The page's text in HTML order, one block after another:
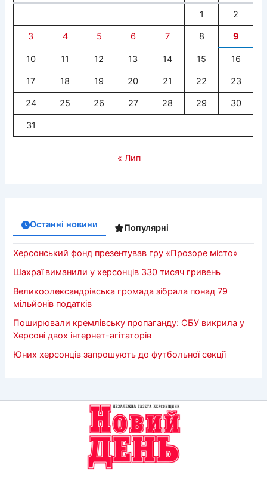
1 2
3 4 5 6 7 8 9
10 11 12 13 14 15 16
17 18 19 20 21 22 23
24 25 26 27 28 29 30
31
« Лип
Останні новини Популярні
Херсонський фонд презентував гру «Прозоре місто»
Шахраї виманили у херсонців 330 тисяч гривень
Великоолександрівська громада зібрала понад 79
мільйонів податків
Поширювали кремлівську пропаганду: СБУ викрила у
Херсоні двох інтернет-агітаторів
Юних херсонців запрошують до футбольної секції